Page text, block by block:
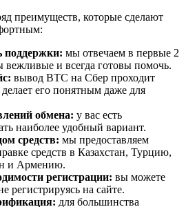
преимуществ, которые сделают
поддержки: мы отвечаем в первые 2
и всегда готовы помочь.
вывод BTC на Сбер проходит
его понятным даже для
обмена: у вас есть
наиболее удобный вариант.
средств: мы предоставляем
средств в Казахстан, Турцию,
и Армению.
регистрации: вы можете
регистрируясь на сайте.
для большинства